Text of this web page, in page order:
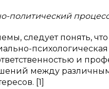
политический
следует понять, что
и
между
[1]